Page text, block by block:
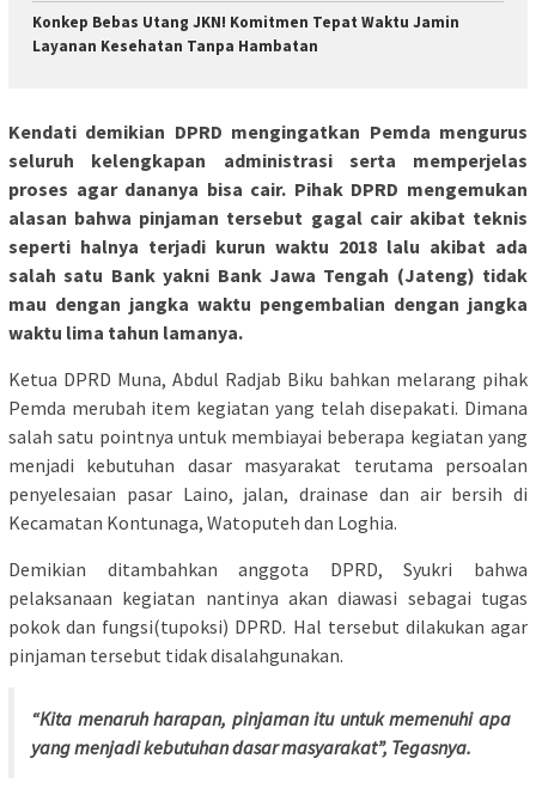
Konkep Bebas Utang JKN! Komitmen Tepat Waktu Jamin
Layanan Kesehatan Tanpa Hambatan
Kendati demikian DPRD mengingatkan Pemda mengurus
seluruh kelengkapan administrasi serta memperjelas
proses agar dananya bisa cair. Pihak DPRD mengemukan
alasan bahwa pinjaman tersebut gagal cair akibat teknis
seperti halnya terjadi kurun waktu 2018 lalu akibat ada
salah satu Bank yakni Bank Jawa Tengah (Jateng) tidak
mau dengan jangka waktu pengembalian dengan jangka
waktu lima tahun lamanya.
Ketua DPRD Muna, Abdul Radjab Biku bahkan melarang pihak
Pemda merubah item kegiatan yang telah disepakati. Dimana
salah satu pointnya untuk membiayai beberapa kegiatan yang
menjadi kebutuhan dasar masyarakat terutama persoalan
penyelesaian pasar Laino, jalan, drainase dan air bersih di
Kecamatan Kontunaga, Watoputeh dan Loghia.
Demikian ditambahkan anggota DPRD, Syukri bahwa
pelaksanaan kegiatan nantinya akan diawasi sebagai tugas
pokok dan fungsi(tupoksi) DPRD. Hal tersebut dilakukan agar
pinjaman tersebut tidak disalahgunakan.
“Kita menaruh harapan, pinjaman itu untuk memenuhi apa
yang menjadi kebutuhan dasar masyarakat”, Tegasnya.